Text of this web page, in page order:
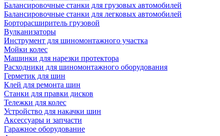
Балансировочные станки для грузовых автомобилей
Балансировочные станки для легковых автомобилей
Борторасширитель грузовой
Вулканизаторы
Инструмент для шиномонтажного участка
Мойки колес
Машинки для нарезки протектора
Расходники для шиномонтажного оборудования
Герметик для шин
Клей для ремонта шин
Станки для правки дисков
Тележки для колес
Устройство для накачки шин
Аксессуары и запчасти
Гаражное оборудование